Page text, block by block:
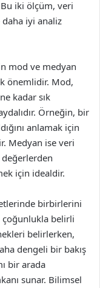
iki ölçüm, veri
iyi analiz
mod ve medyan
önemlidir. Mod,
kadar sık
Örneğin, bir
anlamak için
Medyan ise veri
değerlerden
için idealdir.
birbirlerini
çoğunlukla belirli
belirlerken,
dengeli bir bakış
bir arada
sunar. Bilimsel